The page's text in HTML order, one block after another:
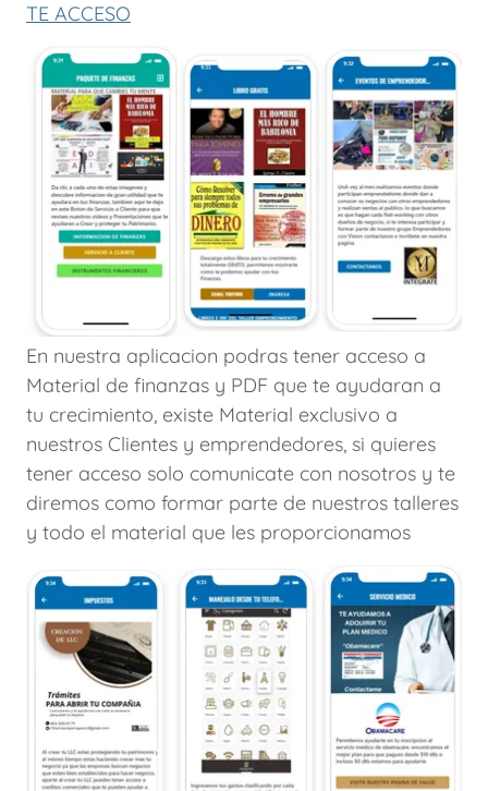
TE ACCESO
En nuestra aplicacion podras tener acceso a
Material de finanzas y PDF que te ayudaran a
tu crecimiento, existe Material exclusivo a
nuestros Clientes y emprendedores, si quieres
tener acceso solo comunicate con nosotros y te
diremos como formar parte de nuestros talleres
y todo el material que les proporcionamos